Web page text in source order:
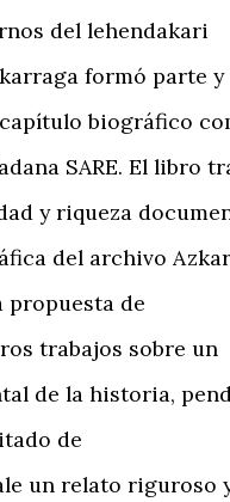
del lehendakari
formó parte y
biográfico
SARE. El libro
y riqueza
del archivo
propuesta de
trabajos sobre un
de la historia,
de
un relato riguroso